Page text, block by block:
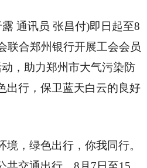
通讯员 张昌付)即日起至8
联合郑州银行开展工会会员
，助力郑州市大气污染防
出行，保卫蓝天白云的良好
境，绿色出行，你我同行。